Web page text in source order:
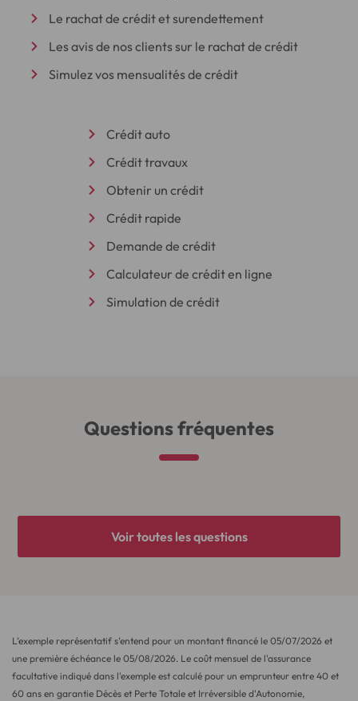
Le rachat de crédit et surendettement
Les avis de nos clients sur le rachat de crédit
Simulez vos mensualités de crédit
Crédit auto
Crédit travaux
Obtenir un crédit
Crédit rapide
Demande de crédit
Calculateur de crédit en ligne
Simulation de crédit
Questions fréquentes
Voir toutes les questions
L’exemple représentatif s’entend pour un montant financé le 05/07/2026 et
une première échéance le 05/08/2026. Le coût mensuel de l'assurance
facultative indiqué dans l'exemple est calculé pour un emprunteur entre 40 et
60 ans en garantie Décès et Perte Totale et Irréversible d'Autonomie,